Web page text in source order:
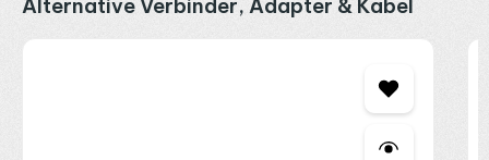
Alternative Verbinder, Adapter & Kabel